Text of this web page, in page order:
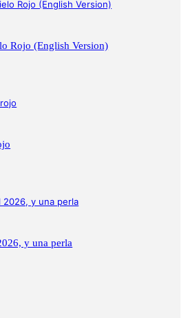
Rojo (English Version)
y una perla